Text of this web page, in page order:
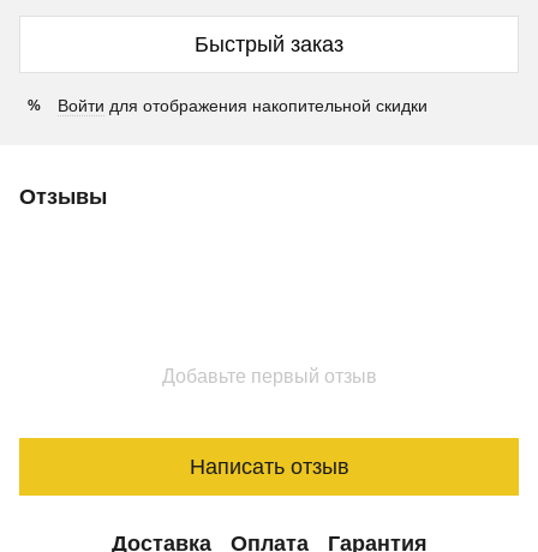
Быстрый заказ
% Войти для отображения накопительной скидки
Отзывы
Добавьте первый отзыв
Написать отзыв
Доставка Оплата Гарантия